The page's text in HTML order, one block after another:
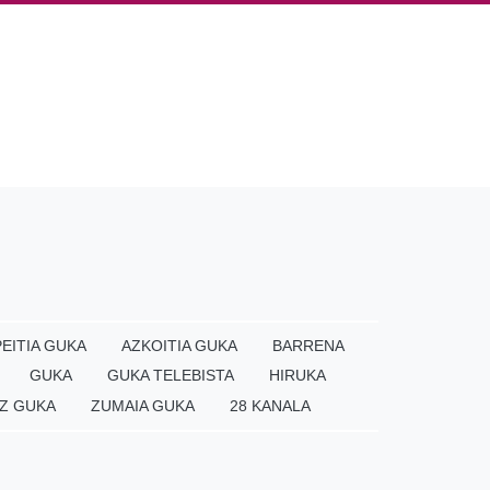
GUKA AZKOITIA GUKA
BARRENA
GUKA
GUKA TELEBISTA
HIRUKA
GUKA
ZUMAIA GUKA 28 KANALA